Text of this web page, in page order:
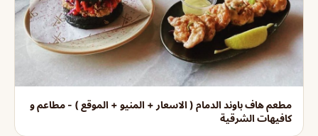
مطعم هاف باوند الدمام ( الاسعار + المنيو + الموقع ) - مطاعم و
كافيهات الشرقية